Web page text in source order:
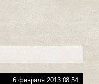
6 февраля 2013 08:54